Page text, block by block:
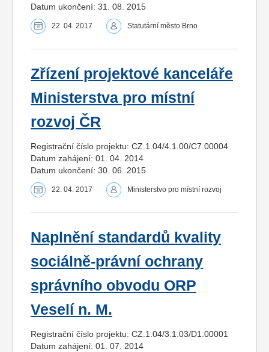
Datum ukončení: 31. 08. 2015
22. 04. 2017 Statutární město Brno
Zřízení projektové kanceláře
Ministerstva pro místní
rozvoj ČR
Registrační číslo projektu: CZ.1.04/4.1.00/C7.00004
Datum zahájení: 01. 04. 2014
Datum ukončení: 30. 06. 2015
22. 04. 2017 Ministerstvo pro místní rozvoj
Naplnění standardů kvality
sociálně-právní ochrany
správního obvodu ORP
Veselí n. M.
Registrační číslo projektu: CZ.1.04/3.1.03/D1.00001
Datum zahájení: 01. 07. 2014